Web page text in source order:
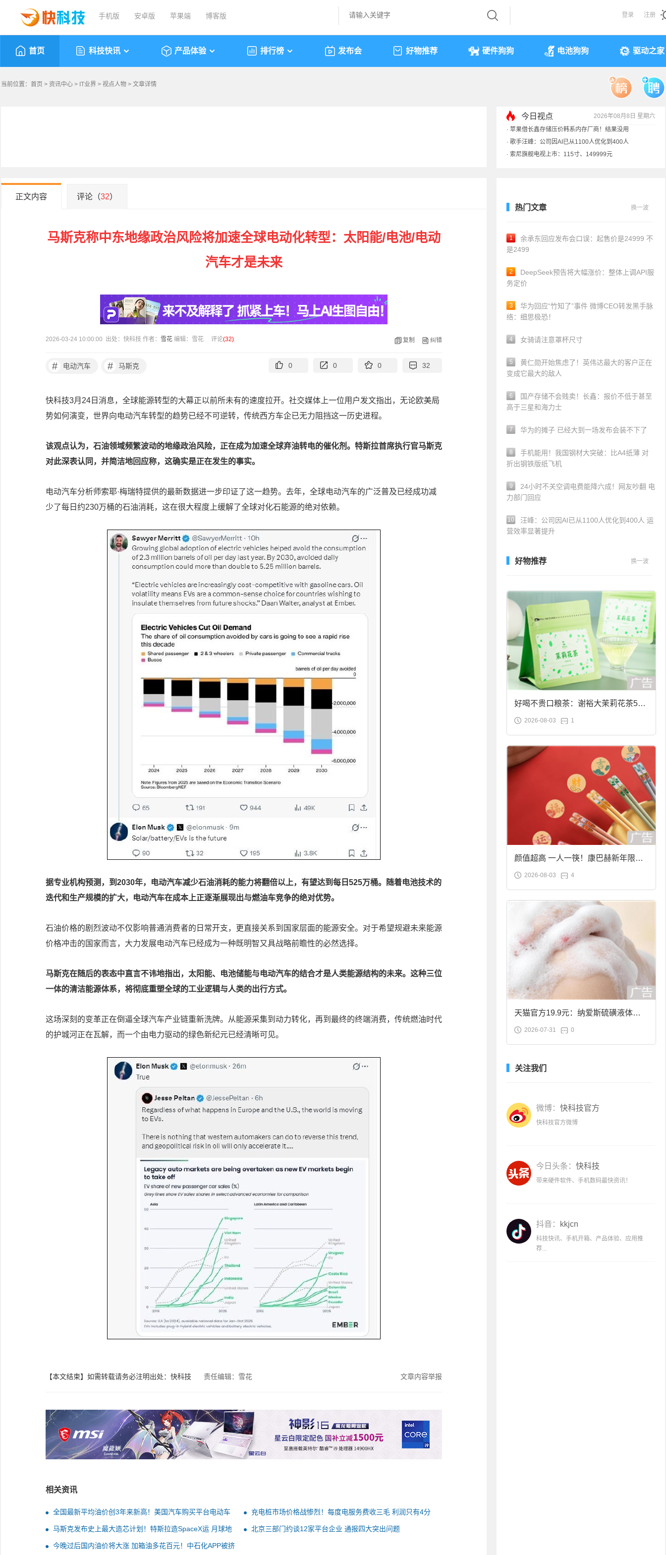
手机版 安卓版 苹果端 博客版 登录 注册
首页 科技快讯 产品体验 排行榜 发布会 好物推荐 硬件狗狗 电池狗狗 驱动之家
当前位置： 首页 > 资讯中心 > IT业界 > 视点人物 > 文章详情
今日视点 2026年08月8日 星期六
· 索尼旗舰电视上市：115寸、149999元
· SpaceX火箭残骸7倍音速撞月球 对比图像公布
· 苹果借长鑫存储压价韩系内存厂商！结果没用
正文内容 评论（32）
马斯克称中东地缘政治风险将加速全球电动化转型：太阳能/电池/电动
汽车才是未来
2026-03-24 10:00:00 出处：快科技 作者： 雪花 编辑：雪花 评论(32) 复制 纠错
# 电动汽车 # 马斯克 0 0 0 32
快科技3月24日消息，全球能源转型的大幕正以前所未有的速度拉开。社交媒体上一位用户发文指出，无论欧美局
势如何演变，世界向电动汽车转型的趋势已经不可逆转，传统西方车企已无力阻挡这一历史进程。
该观点认为，石油领域频繁波动的地缘政治风险，正在成为加速全球弃油转电的催化剂。特斯拉首席执行官马斯克
对此深表认同，并简洁地回应称，这确实是正在发生的事实。
电动汽车分析师索耶·梅瑞特提供的最新数据进一步印证了这一趋势。去年，全球电动汽车的广泛普及已经成功减
少了每日约230万桶的石油消耗，这在很大程度上缓解了全球对化石能源的绝对依赖。
据专业机构预测，到2030年，电动汽车减少石油消耗的能力将翻倍以上，有望达到每日525万桶。随着电池技术的
迭代和生产规模的扩大，电动汽车在成本上正逐渐展现出与燃油车竞争的绝对优势。
石油价格的剧烈波动不仅影响普通消费者的日常开支，更直接关系到国家层面的能源安全。对于希望规避未来能源
价格冲击的国家而言，大力发展电动汽车已经成为一种既明智又具战略前瞻性的必然选择。
马斯克在随后的表态中直言不讳地指出，太阳能、电池储能与电动汽车的结合才是人类能源结构的未来。这种三位
一体的清洁能源体系，将彻底重塑全球的工业逻辑与人类的出行方式。
这场深刻的变革正在倒逼全球汽车产业链重新洗牌。从能源采集到动力转化，再到最终的终端消费，传统燃油时代
的护城河正在瓦解，而一个由电力驱动的绿色新纪元已经清晰可见。
【本文结束】如需转载请务必注明出处：快科技 责任编辑：雪花 文章内容举报
相关资讯
全国最新平均油价创3年来新高！美国汽车购买平台电动车
相关搜索量上升了约20%
充电桩市场价格战惨烈！每度电服务费收三毛 利润只有4分
马斯克发布史上最大造芯计划！特斯拉造SpaceX运 月球地
球全覆盖
北京三部门约谈12家平台企业 通报四大突出问题
今晚过后国内油价将大涨 加箱油多花百元！中石化APP被挤
热门文章 换一波
1
余承东回应发布会口误：起售价是24999 不
是2499
2
DeepSeek预告将大幅涨价：整体上调API服
务定价
3
华为回应“竹知了”事件 微博CEO转发黑手脉
络：细思极恐！
4 女骑请注意罩杯尺寸
5
黄仁勋开始焦虑了！英伟达最大的客户正在
变成它最大的敌人
6
国产存储不会贱卖！长鑫：报价不低于甚至
高于三星和海力士
7 华为的摊子 已经大到一场发布会装不下了
8
手机能用！我国钢材大突破：比A4纸薄 对
折出钢铁版纸飞机
9
24小时不关空调电费能降六成！网友吵翻 电
力部门回应
10
汪峰：公司因AI已从1100人优化到400人 运
营效率显著提升
好物推荐 换一波
好喝不贵口粮茶：谢裕大茉莉花茶50g
袋装9.9元到手
2026-08-03 1
颜值超高 一人一筷！康巴赫新年限定
合金筷子大促：19.9元
2026-08-03 4
天猫官方19.9元：纳爱斯硫磺液体香
皂2斤大促
2026-07-31 0
关注我们
微博： 快科技官方
快科技官方微博
今日头条： 快科技
带来硬件软件、手机数码最快资讯！
抖音： kkjcn
科技快讯、手机开箱、产品体验、应用推
荐...